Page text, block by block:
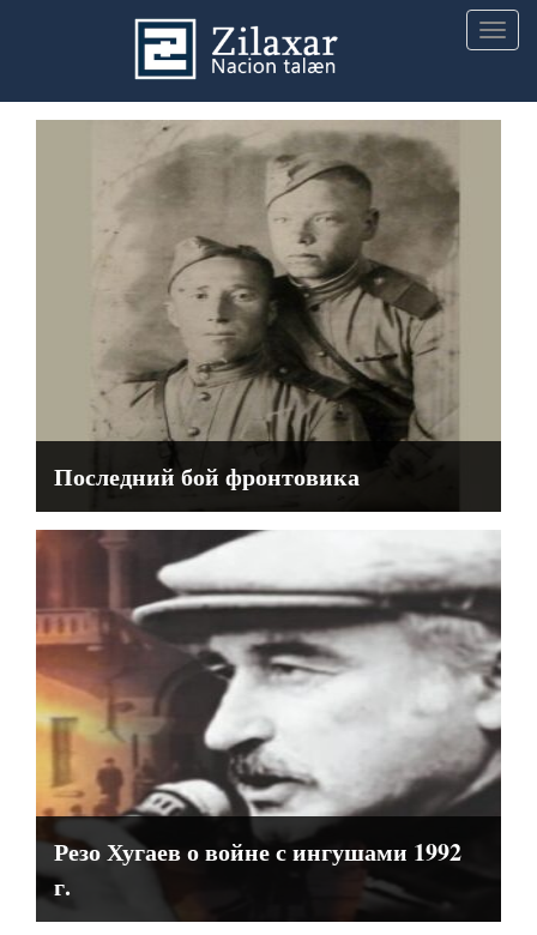
Последний бой фронтовика
Резо Хугаев о войне с ингушами 1992
г.